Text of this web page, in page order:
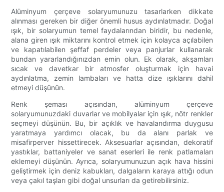
Alüminyum çerçeve solaryumunuzu tasarlarken dikkate
alınması gereken bir diğer önemli husus aydınlatmadır. Doğal
ışık, bir solaryumun temel faydalarından biridir, bu nedenle,
alana giren ışık miktarını kontrol etmek için kolayca açılabilen
ve kapatılabilen şeffaf perdeler veya panjurlar kullanarak
bundan yararlandığınızdan emin olun. Ek olarak, akşamları
sıcak ve davetkar bir atmosfer oluşturmak için havai
aydınlatma, zemin lambaları ve hatta dize ışıklarını dahil
etmeyi düşünün.
Renk şeması açısından, alüminyum çerçeve
solaryumunuzdaki duvarlar ve mobilyalar için ışık, nötr renkler
seçmeyi düşünün. Bu, bir açıklık ve havalandırma duygusu
yaratmaya yardımcı olacak, bu da alanı parlak ve
misafirperver hissettirecek. Aksesuarlar açısından, dekoratif
yastıklar, battaniyeler ve sanat eserleri ile renk patlamaları
eklemeyi düşünün. Ayrıca, solaryumunuzun açık hava hissini
geliştirmek için deniz kabukları, dalgaların karaya attığı odun
veya çakıl taşları gibi doğal unsurları da getirebilirsiniz.